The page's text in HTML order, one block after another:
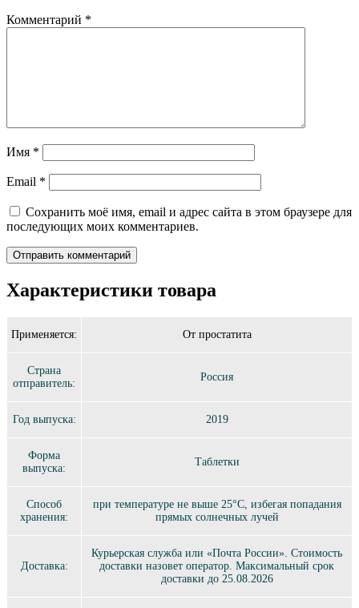
Комментарий *
Имя *
Email *
Сохранить моё имя, email и адрес сайта в этом браузере для
последующих моих комментариев.
Характеристики товара
Применяется: От простатита
Страна
отправитель:
Россия
Год выпуска: 2019
Форма
выпуска:
Таблетки
Способ
хранения:
при температуре не выше 25°C, избегая попадания
прямых солнечных лучей
Доставка:
Курьерская служба или «Почта России». Стоимость
доставки назовет оператор. Максимальный срок
доставки до 25.08.2026